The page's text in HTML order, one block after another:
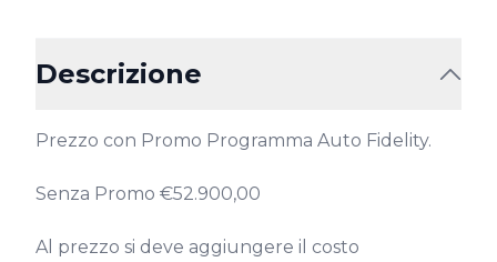
Descrizione
Prezzo con Promo Programma Auto Fidelity.
Senza Promo €52.900,00
Al prezzo si deve aggiungere il costo